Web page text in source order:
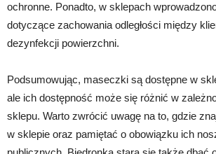
ochronne. Ponadto, w sklepach
dotyczące zachowania odległości między
dezynfekcji powierzchni.
Podsumowując, maseczki są dostępne w
ale ich dostępność może się różnić w
sklepu. Warto zwrócić uwagę na to, gdzie
w sklepie oraz pamiętać o obowiązku ich